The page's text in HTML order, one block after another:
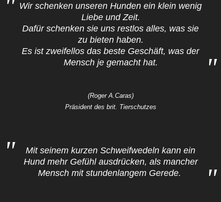
Wir schenken unseren Hunden ein klein wenig
Liebe und Zeit.
Dafür schenken sie uns restlos alles, was sie
zu bieten haben.
Es ist zweifellos das beste Geschäft, was der
Mensch je gemacht hat.
(Roger A.Caras)
Präsident des brit. Tierschutzes
Mit seinem kurzen Schweifwedeln kann ein
Hund mehr Gefühl ausdrücken, als mancher
Mensch mit stundenlangem Gerede.